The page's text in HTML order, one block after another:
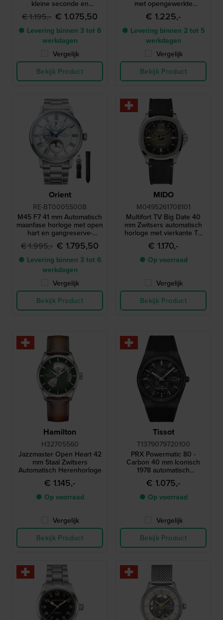
kleine seconde en
gangreserve-indicator
€ 1.195,- € 1.075,50
● Levering binnen 3 tot 6
werkdagen
Vergelijk
Bekijk Product
met opengewerkte
wijzerplaat
€ 1.225,-
● Levering binnen 2 tot 5
werkdagen
Vergelijk
Bekijk Product
Orient
RE-BT0005S00B
M45 F7 41 mm Automatisch
maanfase horloge met open
hart en gangreserve-
indicator
€ 1.995,- € 1.795,50
● Levering binnen 3 tot 6
werkdagen
Vergelijk
Bekijk Product
MIDO
M0495261708101
Multifort TV Big Date 40
mm Zwitsers automatisch
horloge met vierkante TV
kast en grote datum
€ 1.170,-
● Op voorraad
Vergelijk
Bekijk Product
Hamilton
H32705560
Jazzmaster Open Heart 42
mm Staal Zwitsers
Automatisch Herenhorloge
€ 1.145,-
● Op voorraad
Vergelijk
Bekijk Product
Tissot
T1379079720100
PRX Powermatic 80 -
Carbon 40 mm Iconisch
1978 automatisch
designhorloge met carbon
kast
€ 1.075,-
● Op voorraad
Vergelijk
Bekijk Product